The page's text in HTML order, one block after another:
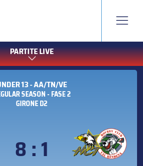
PARTITE LIVE
13 - AA/TN/VE
SEASON - FASE 2
GIRONE D2
8 : 1